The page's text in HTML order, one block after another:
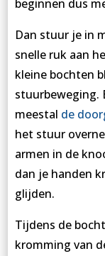
beginnen dus
Dan stuur je in
snelle ruk aan
kleine bochten
stuurbeweging.
meestal de
het stuur
armen in de
dan je handen
glijden.
Tijdens de
kromming van